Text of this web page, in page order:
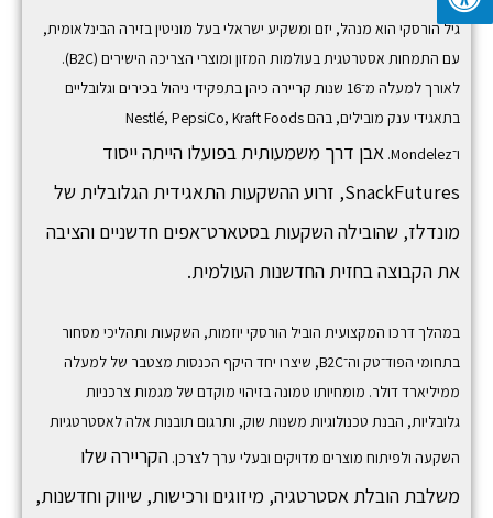
ש
גיל הורסקי הוא מנהל, יזם ומשקיע ישראלי בעל מוניטין בזירה הבינלאומית,
עם התמחות אסטרטגית בעולמות המזון ומוצרי הצריכה הישירים (B2C).
לאורך למעלה מ־16 שנות קריירה כיהן בתפקידי ניהול בכירים וגלובליים
בתאגידי ענק מובילים, בהם
Nestlé, PepsiCo, Kraft Foods
ו־Mondelez
. אבן דרך משמעותית בפועלו הייתה ייסוד
SnackFutures, זרוע ההשקעות התאגידית הגלובלית של
מונדלז, שהובילה השקעות בסטארט־אפים חדשניים והציבה
את הקבוצה בחזית החדשנות העולמית.
במהלך דרכו המקצועית הוביל הורסקי יוזמות, השקעות ותהליכי מסחור
בתחומי הפוד־טק וה־B2C, שיצרו יחד היקף הכנסות מצטבר של למעלה
ממיליארד דולר. מומחיותו טמונה בזיהוי מוקדם של מגמות צרכניות
גלובליות, הבנת טכנולוגיות משנות שוק, ותרגום תובנות אלה לאסטרטגיות
השקעה ולפיתוח מוצרים מדויקים ובעלי ערך לצרכן. הקריירה שלו
משלבת הובלת אסטרטגיה, מיזוגים ורכישות, שיווק וחדשנות,